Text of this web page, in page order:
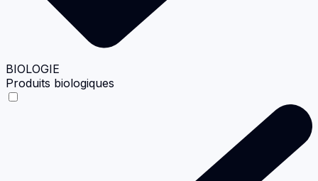
BIOLOGIE
Produits biologiques